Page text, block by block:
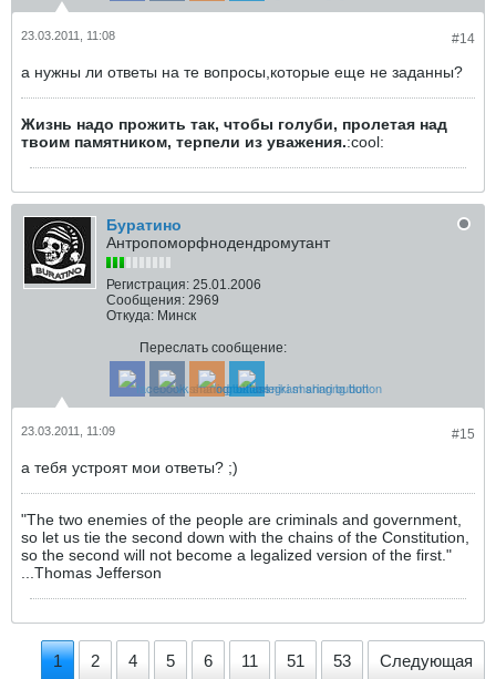
#14
23.03.2011, 11:08
а нужны ли ответы на те вопросы,которые еще не заданны?
Жизнь надо прожить так, чтобы голуби, пролетая над
твоим памятником, терпели из уважения.:cool:
Буратино
Антропоморфнодендромутант
Регистрация: 25.01.2006
Сообщения: 2969
Откуда: Минск
Переслать сообщение:
#15
23.03.2011, 11:09
а тебя устроят мои ответы? ;)
"The two enemies of the people are criminals and government,
so let us tie the second down with the chains of the Constitution,
so the second will not become a legalized version of the first."
...Thomas Jefferson
1 2 4 5 6 11 51 53 Следующая